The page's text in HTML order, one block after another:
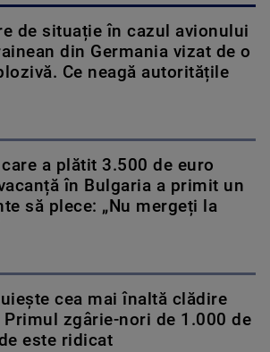
de situație în cazul avionului
din Germania vizat de o
Ce neagă autoritățile
a plătit 3.500 de euro
în Bulgaria a primit un
să plece: „Nu mergeți la
cea mai înaltă clădire
zgârie-nori de 1.000 de
este ridicat